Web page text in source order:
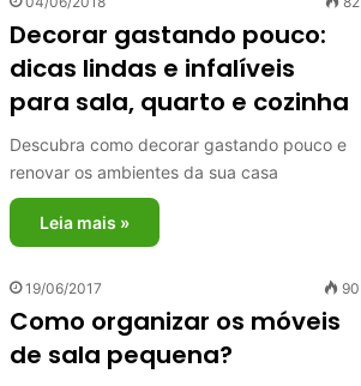
Decorar gastando pouco:
dicas lindas e infalíveis
para sala, quarto e cozinha
Descubra como decorar gastando pouco e
renovar os ambientes da sua casa
Leia mais »
19/06/2017 90
Como organizar os móveis
de sala pequena?